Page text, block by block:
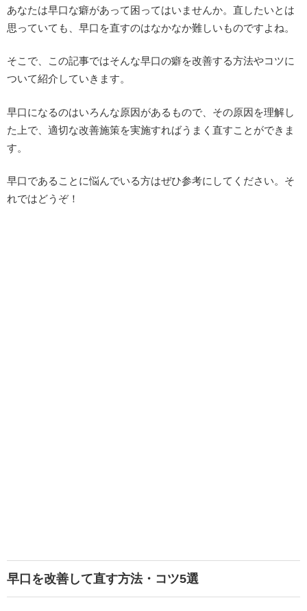
あなたは早口な癖があって困ってはいませんか。直したいとは
思っていても、早口を直すのはなかなか難しいものですよね。
そこで、この記事ではそんな早口の癖を改善する方法やコツに
ついて紹介していきます。
早口になるのはいろんな原因があるもので、その原因を理解し
た上で、適切な改善施策を実施すればうまく直すことができま
す。
早口であることに悩んでいる方はぜひ参考にしてください。そ
れではどうぞ！
早口を改善して直す方法・コツ5選